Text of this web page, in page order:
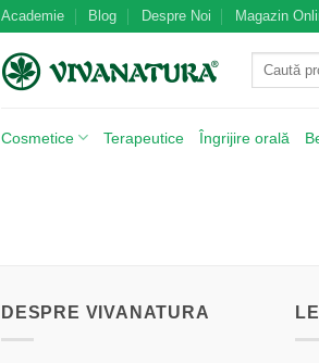
Academie Blog Despre Noi Magazin
Caută
Cosmetice Terapeutice Îngrijire orală
DESPRE VIVANATURA